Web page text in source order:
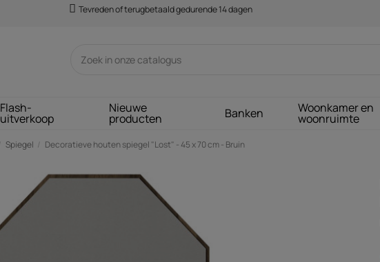
Tevreden of terugbetaald gedurende 14 dagen
Flash-
uitverkoop
Nieuwe
producten Banken Woonkamer en
woonruimte
Spiegel Decoratieve houten spiegel "Lost" - 45 x 70 cm - Bruin